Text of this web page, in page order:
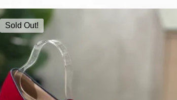
Sold Out!